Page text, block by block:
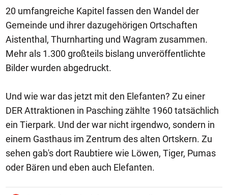
20 umfangreiche Kapitel fassen den Wandel der
Gemeinde und ihrer dazugehörigen Ortschaften
Aistenthal, Thurnharting und Wagram zusammen.
Mehr als 1.300 großteils bislang unveröffentlichte
Bilder wurden abgedruckt.
Und wie war das jetzt mit den Elefanten? Zu einer
DER Attraktionen in Pasching zählte 1960 tatsächlich
ein Tierpark. Und der war nicht irgendwo, sondern in
einem Gasthaus im Zentrum des alten Ortskern. Zu
sehen gab's dort Raubtiere wie Löwen, Tiger, Pumas
oder Bären und eben auch Elefanten.